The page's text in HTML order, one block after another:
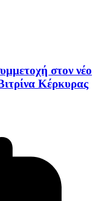
στον νέο
Κέρκυρας